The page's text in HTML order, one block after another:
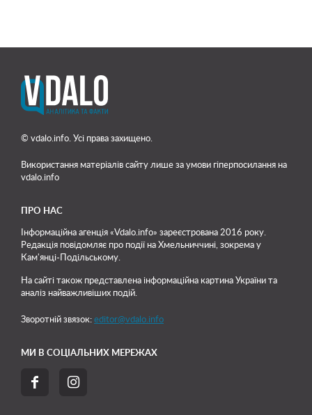
© vdalo.info. Усі права захищено.
Використання матеріалів сайту лише за умови гіперпосилання на
vdalo.info
ПРО НАС
Інформаційна агенція «Vdalo.info» зареєстрована 2016 року.
Редакція повідомляє про події на Хмельниччині, зокрема у
Кам'янці-Подільському.
На сайті також представлена інформаційна картина України та
аналіз найважливіших подій.
Зворотній звязок: editor@vdalo.info
МИ В СОЦІАЛЬНИХ МЕРЕЖАХ
 